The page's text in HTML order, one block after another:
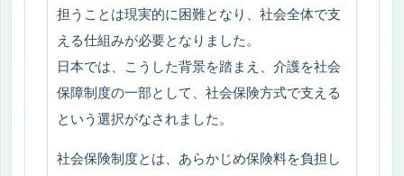
理論と実践
sava（さば）くんの雑談ページ ※医療介護従
事者向け
担うことは現実的に困難となり、社会全体で支
える仕組みが必要となりました。
日本では、こうした背景を踏まえ、介護を社会
保障制度の一部として、社会保険方式で支える
という選択がなされました。
社会保険制度とは、あらかじめ保険料を負担し